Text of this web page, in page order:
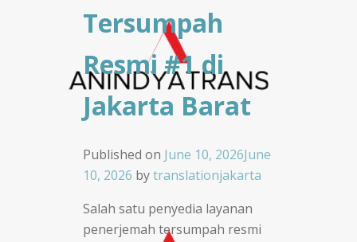
Tersumpah
Resmi #1 di
Jakarta Barat
Published on June 10, 2026June
10, 2026 bytranslationjakarta
Salah satu penyedia layanan
penerjemah tersumpah resmi